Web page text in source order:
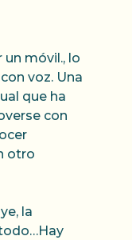
un móvil., lo
voz. Una
que ha
con
otro
la